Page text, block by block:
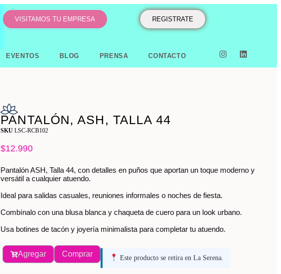
VISITAMOS TU EMPRESA REGISTRATE
EVENTOS BLOG PRENSA CONTACTO
PANTALÓN, ASH, TALLA 44
SKULSC-RCB102
$12.990
Pantalón ASH, Talla 44, con detalles en puños que aportan un toque moderno y
versátil a cualquier atuendo.
Ideal para salidas casuales, reuniones informales o noches de fiesta.
Combínalo con una blusa blanca y chaqueta de cuero para un look urbano.
Usa botines de tacón y joyería minimalista para completar tu atuendo.
Agregar Comprar Este producto se retira en La Serena.